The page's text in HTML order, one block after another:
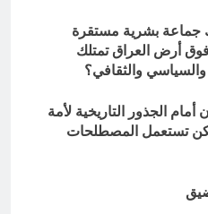
جماعة بشرية مستقرة
أرض العراق تمتلك
والثقافي؟
أمام الجذور التاريخية لأمة
تستعمل المصطلحات